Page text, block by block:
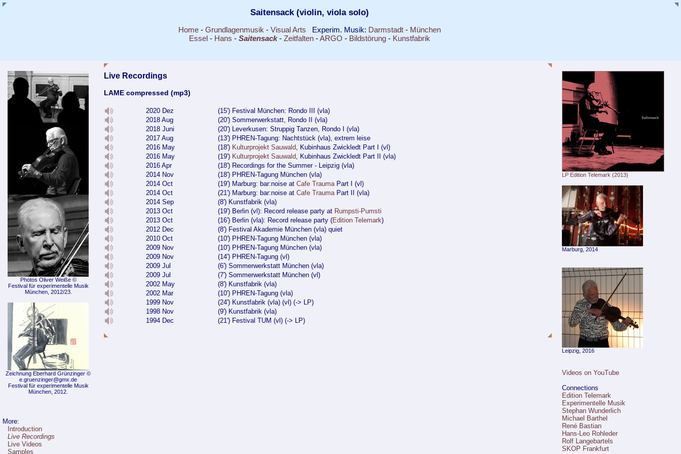
Saitensack (violin, viola solo)
Home - Grundlagenmusik - Visual Arts Experim. Musik: Darmstadt - München
Essel - Hans - Saitensack- Zeitfalten -ARGO - Bildstörung - Kunstfabrik
Photos Oliver Weiße ©
Festival für experimentelle Musik
München, 2012/23.
Zeichnung Eberhard Grünzinger ©
e.gruenzinger@gmx.de
Festival für experimentelle Musik
München, 2012.
More:
Introduction
Live Recordings
Live Videos
Samples
LP Edition Telemark (2013)
Marburg, 2014
Leipzig, 2016
Videos on YouTube
Connections
Edition Telemark
Experimentelle Musik
Stephan Wunderlich
Michael Barthel
René Bastian
Hans-Leo Rohleder
Rolf Langebartels
SKOP Frankfurt
Live Recordings
LAME compressed (mp3)
2020 Dez
(15′) Festival München: Rondo III (vla)
2018 Aug
(20′) Sommerwerkstatt, Rondo II (vla)
2018 Juni
(20′) Leverkusen: Struppig Tanzen, Rondo I (vla)
2017 Aug
(13′) PHREN-Tagung: Nachtstück (vla), extrem leise
2016 May
(18′) Kulturprojekt Sauwald, Kubinhaus Zwickledt Part I (vl)
2016 May
(19′) Kulturprojekt Sauwald, Kubinhaus Zwickledt Part II (vla)
2016 Apr
(18′) Recordings for the Summer - Leipzig (vla)
2014 Nov
(18′) PHREN-Tagung München (vla)
2014 Oct
(19′) Marburg: bar:noise at Cafe TraumaPart I (vl)
2014 Oct
(21′) Marburg: bar:noise at Cafe TraumaPart II (vla)
2014 Sep
(8′) Kunstfabrik (vla)
2013 Oct
(19′) Berlin (vl): Record release party at Rumpsti-Pumsti
2013 Oct
(16′) Berlin (vla): Record release party (Edition Telemark)
2012 Dec
(8′) Festival Akademie München (vla) quiet
2010 Oct
(10′) PHREN-Tagung München (vla)
2009 Nov
(10′) PHREN-Tagung München (vla)
2009 Nov
(14′) PHREN-Tagung (vl)
2009 Jul
(6′) Sommerwerkstatt München (vla)
2009 Jul
(7′) Sommerwerkstatt München (vl)
2002 May
(8′) Kunstfabrik (vla)
2002 Mar
(10′) PHREN-Tagung (vla)
1999 Nov
(24′) Kunstfabrik (vla) (vl) (-> LP)
1998 Nov
(9′) Kunstfabrik (vla)
1994 Dec
(21′) Festival TUM (vl) (-> LP)